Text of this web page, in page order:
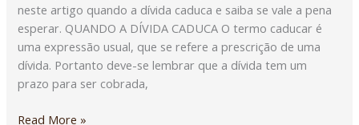
neste artigo quando a dívida caduca e saiba se vale a pena
esperar. QUANDO A DÍVIDA CADUCA O termo caducar é
uma expressão usual, que se refere a prescrição de uma
dívida. Portanto deve-se lembrar que a dívida tem um
prazo para ser cobrada,
Read More »